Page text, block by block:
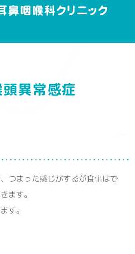
異常感症
つまった感じがするが食事はで
ます。
す。